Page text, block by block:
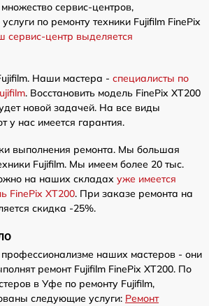
сервис-центров,
по ремонту техники Fujifilm FinePix
сервис-центр выделяется
Наши мастера - специалисты по
. Восстановить модель FinePix XT200
новой задачей. На все виды
у нас имеется гарантия.
выполнения ремонта. Мы большая
Fujifilm. Мы имеем более 20 тыс.
на наших складах уже имеется
FinePix XT200. При заказе ремонта на
скидка -25%.
наших мастеров - они
ремонт Fujifilm FinePix XT200. По
в Уфе по ремонту Fujifilm,
следующие услуги: Ремонт